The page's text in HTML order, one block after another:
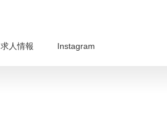
求人情報 Instagram